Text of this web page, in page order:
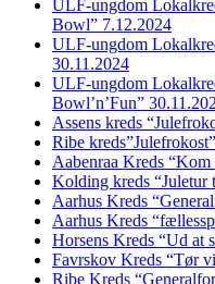
ULF-ungdom
Bowl” 7.12.2024
ULF-ungdom
30.11.2024
ULF-ungdom
Bowl’n’Fun”
Assens kreds
Ribe
Aabenraa Kreds
Kolding kreds “Juletur
Aarhus Kreds
Aarhus Kreds
Horsens Kreds “Ud at
Favrskov Kreds “Tør
Ribe Kreds